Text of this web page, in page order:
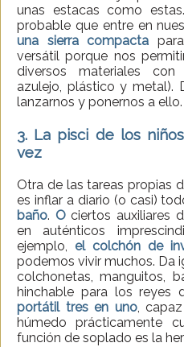
unas estacas como
probable que entre en
una sierra compacta
versátil porque nos
diversos materiales
azulejo, plástico y metal).
lanzarnos y ponernos a ello.
3. La pisci de los
vez
Otra de las tareas propias
es inflar a diario (o casi)
baño. Ociertos auxiliares
en auténticos
ejemplo, el colchón de
podemos vivir muchos. Da
colchonetas, manguitos,
hinchable para los reyes
portátil tres en uno,
húmedo prácticamente
función de soplado es la